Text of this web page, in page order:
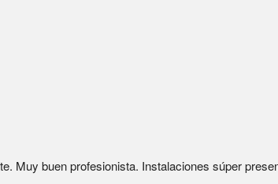
Muy buen profesionista. Instalaciones súper